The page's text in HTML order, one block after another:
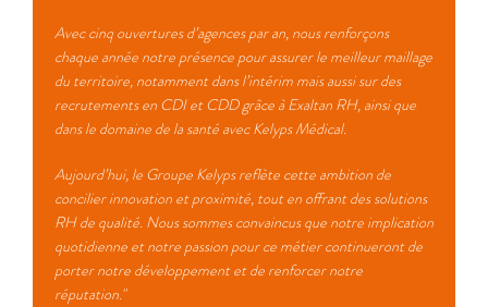
Avec cinq ouvertures d’agences par an, nous renforçons
chaque année notre présence pour assurer le meilleur maillage
du territoire, notamment dans l’intérim mais aussi sur des
recrutements en CDI et CDD grâce à Exaltan RH, ainsi que
dans le domaine de la santé avec Kelyps Médical.
Aujourd’hui, le Groupe Kelyps reflète cette ambition de
concilier innovation et proximité, tout en offrant des solutions
RH de qualité. Nous sommes convaincus que notre implication
quotidienne et notre passion pour ce métier continueront de
porter notre développement et de renforcer notre
réputation."